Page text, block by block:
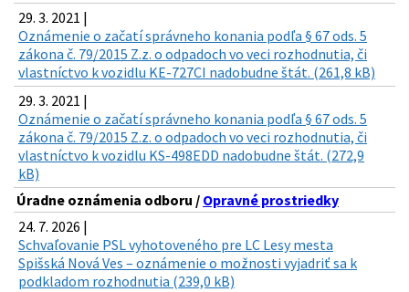
29. 3. 2021 |
Oznámenie o začatí správneho konania podľa § 67 ods. 5
zákona č. 79/2015 Z.z. o odpadoch vo veci rozhodnutia, či
vlastníctvo k vozidlu KE-727CI nadobudne štát. (261,8 kB)
29. 3. 2021 |
Oznámenie o začatí správneho konania podľa § 67 ods. 5
zákona č. 79/2015 Z.z. o odpadoch vo veci rozhodnutia, či
vlastníctvo k vozidlu KS-498EDD nadobudne štát. (272,9
kB)
Úradne oznámenia odboru / Opravné prostriedky
24. 7. 2026 |
Schvaľovanie PSL vyhotoveného pre LC Lesy mesta
Spišská Nová Ves – oznámenie o možnosti vyjadriť sa k
podkladom rozhodnutia (239,0 kB)